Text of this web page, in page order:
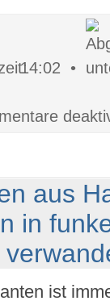
14:02 •
aus
in
ist